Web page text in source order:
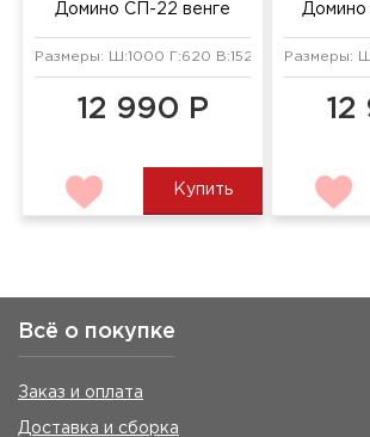
Домино СП-22 венге
Размеры: Ш:1000 Г:620 В:1520 мм
12 990 Р
Купить
Размеры:
12
Всё о покупке
Заказ и оплата
Доставка и сборка